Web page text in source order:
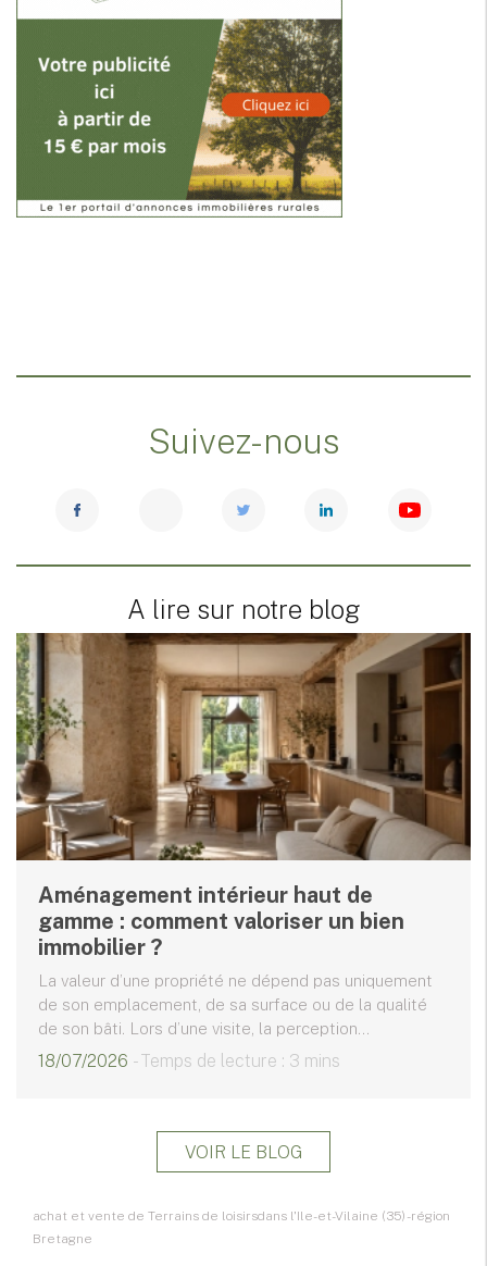
Suivez-nous
A lire sur notre blog
Aménagement intérieur haut de
gamme : comment valoriser un bien
immobilier ?
La valeur d’une propriété ne dépend pas uniquement
de son emplacement, de sa surface ou de la qualité
de son bâti. Lors d’une visite, la perception...
18/07/2026 - Temps de lecture : 3 mins
VOIR LE BLOG
achat et vente de Terrains de loisirsdans l'Ile-et-Vilaine (35) - région
Bretagne